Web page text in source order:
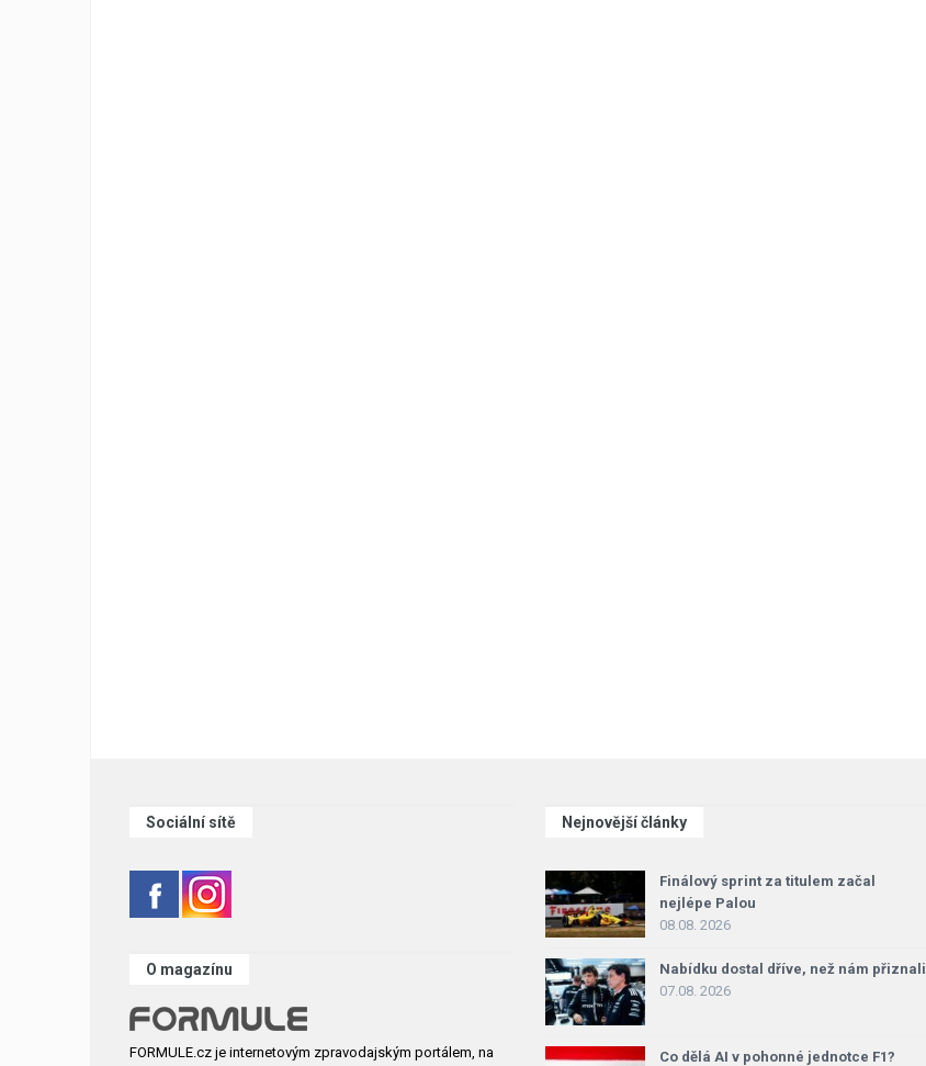
Sociální sítě
O magazínu
FORMULE.cz je internetovým zpravodajským portálem, na
Nejnovější články
Finálový sprint za titulem začal
nejlépe Palou
08.08. 2026
Nabídku dostal dříve, než nám přiznali
07.08. 2026
Co dělá AI v pohonné jednotce F1?